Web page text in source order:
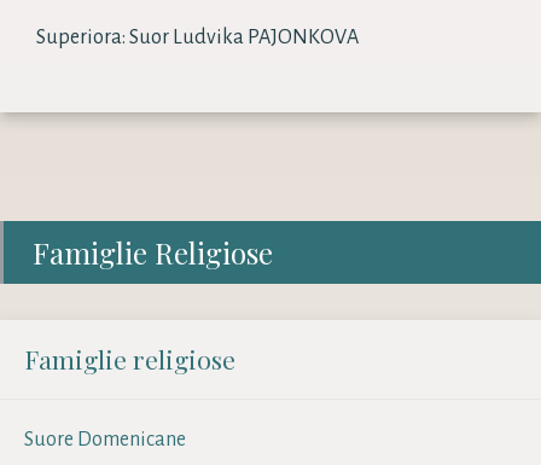
Superiora: Suor Ludvika PAJONKOVA
Famiglie Religiose
Famiglie religiose
Suore Domenicane